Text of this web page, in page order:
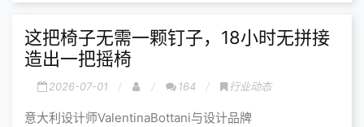
这把椅子无需一颗钉子，18小时无拼接
造出一把摇椅
2026-07-01 164 行业动态
意大利设计师ValentinaBottani与设计品牌